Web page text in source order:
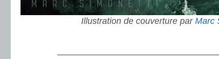
Illustration de couverture par Marc